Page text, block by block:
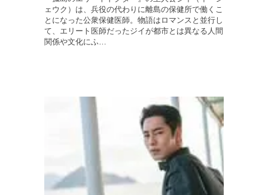
ェウク）は、兵役の代わりに離島の保健所で働くこ
とになった公衆保健医師。物語はロマンスと並行し
て、エリート医師だったジイが都市とは異なる人間
関係や文化にふ…